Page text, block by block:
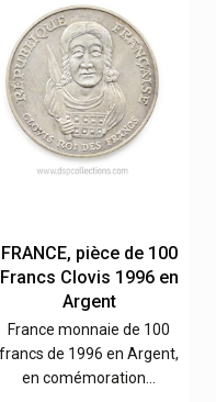
FRANCE, pièce de 100
Francs Clovis 1996 en
Argent
France monnaie de 100
francs de 1996 en Argent,
en comémoration…